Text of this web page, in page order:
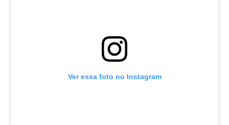
Ver essa foto no Instagram